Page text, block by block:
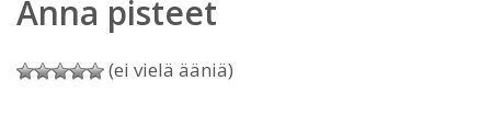
Anna pisteet
(ei vielä ääniä)